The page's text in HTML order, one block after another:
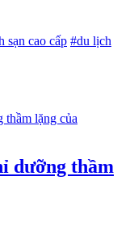
sạn cao cấp #du lịch
dưỡng thầm